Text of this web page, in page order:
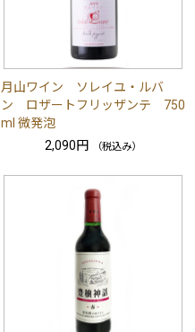
月山ワイン ソレイユ・ルバ
ン ロザートフリッザンテ 750
ml 微発泡
2,090円
（税込み）